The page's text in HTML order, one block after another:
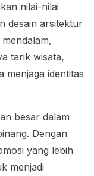
nilai-nilai
desain arsitektur
tarik wisata,
menjaga identitas
besar dalam
Dengan
yang lebih
menjadi